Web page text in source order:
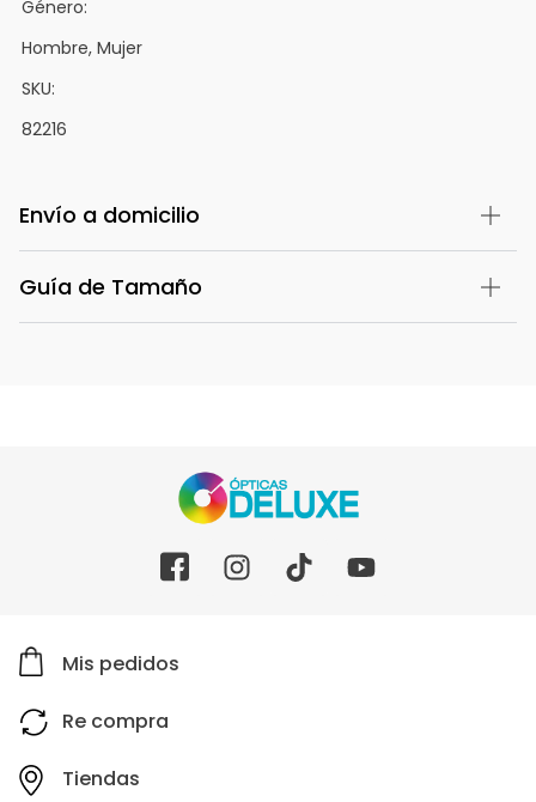
Género:
Hombre, Mujer
SKU:
82216
Envío a domicilio
Guía de Tamaño
Mis pedidos
Re compra
Tiendas